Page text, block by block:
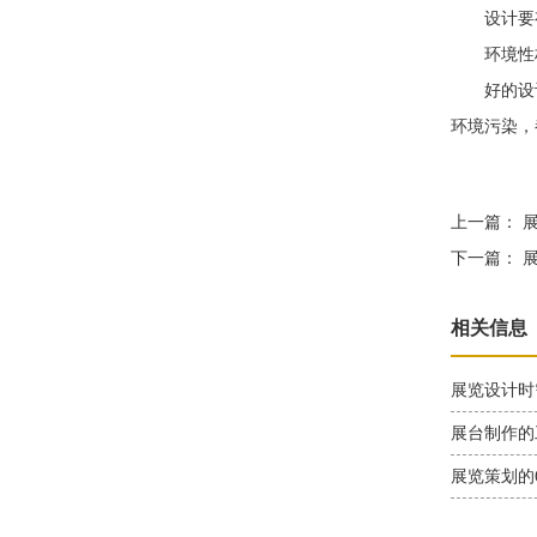
设计要有
环境性
好的设计
环境污染
上一篇：
下一篇：
相关信息
展览设计
展台制作
展览策划